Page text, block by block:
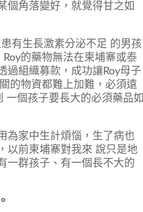
個角落變好，就覺得甘之如
有生長激素分泌不足 的男孩
的藥物無法在柬埔寨或泰
過組織募款，成功讓Roy母子
的物資都難上加難，必須遠
一個孩子要長大的必須藥品如
為家中生計煩惱，生了病也
以前柬埔寨對我來 說只是地
一群孩子、有一個長不大的